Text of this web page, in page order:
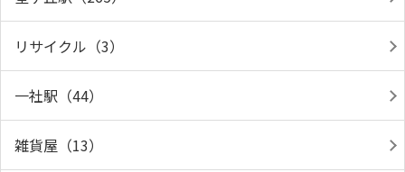
リサイクル（3）
一社駅（44）
雑貨屋（13）